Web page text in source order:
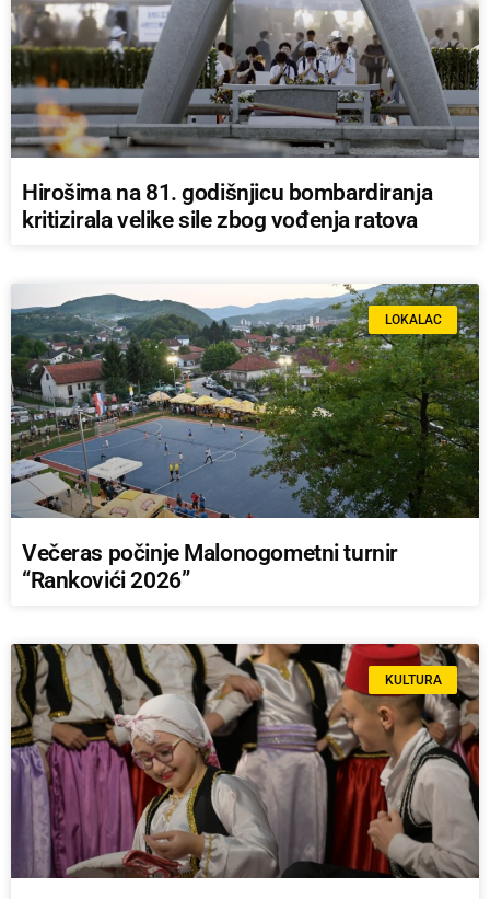
Hirošima na 81. godišnjicu bombardiranja
kritizirala velike sile zbog vođenja ratova
LOKALAC
Večeras počinje Malonogometni turnir
“Rankovići 2026”
KULTURA